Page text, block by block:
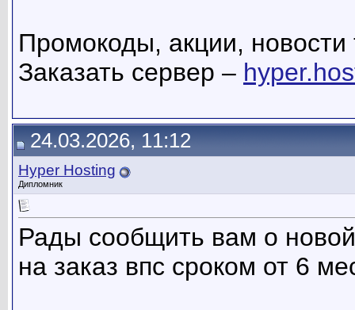
Промокоды, акции, новости
Заказать сервер –
24.03.2026, 11:12
Hyper Hosting
Дипломник
Рады сообщить вам о
на заказ впс сроком от 6